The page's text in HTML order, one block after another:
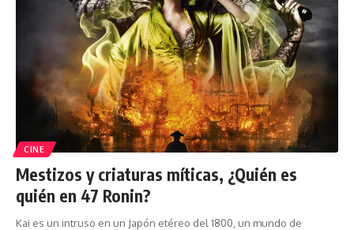
CINE
Mestizos y criaturas míticas, ¿Quién es
quién en 47 Ronin?
Kai es un intruso en un Japón etéreo del 1800, un mundo de